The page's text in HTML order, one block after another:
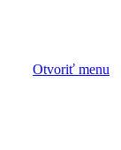
Otvoriť menu